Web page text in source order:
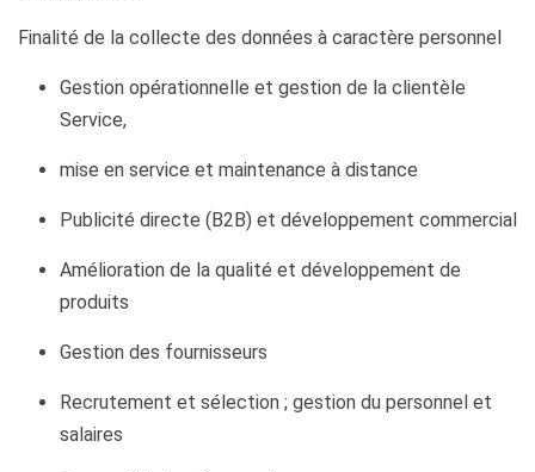
Finalité de la collecte des données à caractère personnel
Gestion opérationnelle et gestion de la clientèle
Service,
mise en service et maintenance à distance
Publicité directe (B2B) et développement commercial
Amélioration de la qualité et développement de
produits
Gestion des fournisseurs
Recrutement et sélection ; gestion du personnel et
salaires